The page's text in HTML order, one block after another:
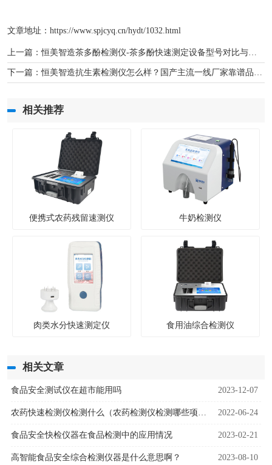
文章地址： https://www.spjcyq.cn/hydt/1032.html
上一篇：恒美智造茶多酚检测仪-茶多酚快速测定设备型号对比与选择建议
下一篇：恒美智造抗生素检测仪怎么样？国产主流一线厂家靠谱品牌推荐榜
相关推荐
便携式农药残留速测仪 牛奶检测仪
肉类水分快速测定仪 食用油综合检测仪
相关文章
食品安全测试仪在超市能用吗 2023-12-07
农药快速检测仪检测什么（农药检测仪检测哪些项目） 2022-06-24
食品安全快检仪器在食品检测中的应用情况 2023-02-21
高智能食品安全综合检测仪器是什么意思啊？ 2023-08-10